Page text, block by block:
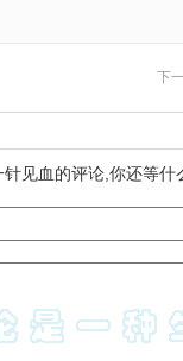
下
见血的评论,你还等什